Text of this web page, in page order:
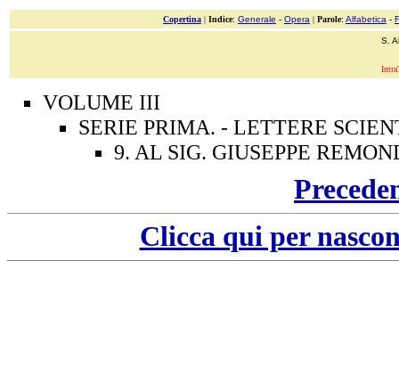
Copertina | Indice: Generale - Opera | Parole: Alfabetica -
S.
VOLUME III
SERIE PRIMA. - LETTERE
9. AL SIG. GIUSEPPE
Clicca qui per